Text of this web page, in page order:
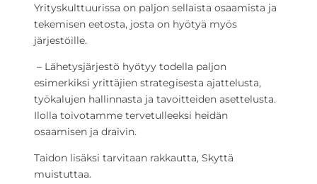
Yrityskulttuurissa on paljon sellaista osaamista ja
tekemisen eetosta, josta on hyötyä myös
järjestöille.
– Lähetysjärjestö hyötyy todella paljon
esimerkiksi yrittäjien strategisesta ajattelusta,
työkalujen hallinnasta ja tavoitteiden asettelusta.
Ilolla toivotamme tervetulleeksi heidän
osaamisen ja draivin.
Taidon lisäksi tarvitaan rakkautta, Skyttä
muistuttaa.